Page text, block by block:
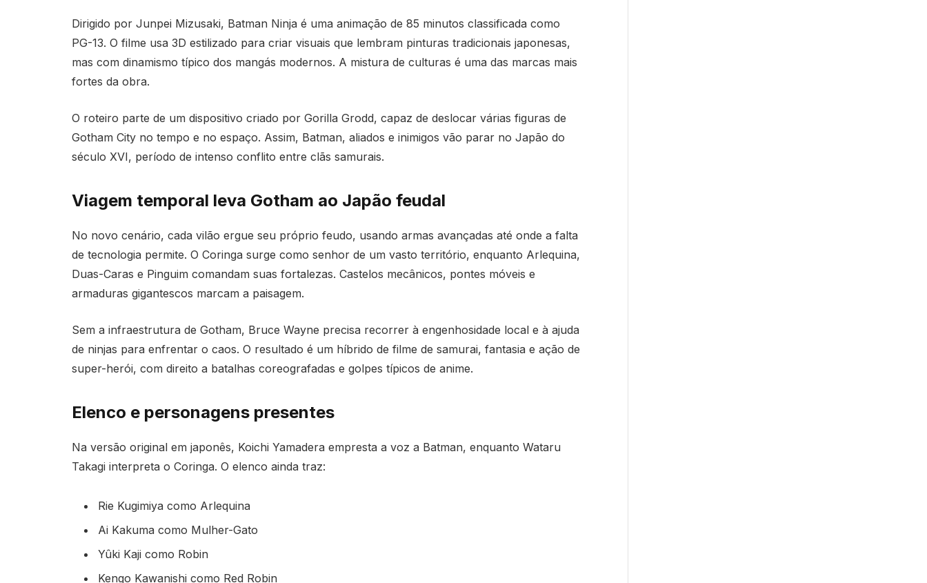
Dirigido por Junpei Mizusaki, Batman Ninja é uma animação de 85 minutos classificada como
PG-13. O filme usa 3D estilizado para criar visuais que lembram pinturas tradicionais japonesas,
mas com dinamismo típico dos mangás modernos. A mistura de culturas é uma das marcas mais
fortes da obra.
O roteiro parte de um dispositivo criado por Gorilla Grodd, capaz de deslocar várias figuras de
Gotham City no tempo e no espaço. Assim, Batman, aliados e inimigos vão parar no Japão do
século XVI, período de intenso conflito entre clãs samurais.
Viagem temporal leva Gotham ao Japão feudal
No novo cenário, cada vilão ergue seu próprio feudo, usando armas avançadas até onde a falta
de tecnologia permite. O Coringa surge como senhor de um vasto território, enquanto Arlequina,
Duas-Caras e Pinguim comandam suas fortalezas. Castelos mecânicos, pontes móveis e
armaduras gigantescos marcam a paisagem.
Sem a infraestrutura de Gotham, Bruce Wayne precisa recorrer à engenhosidade local e à ajuda
de ninjas para enfrentar o caos. O resultado é um híbrido de filme de samurai, fantasia e ação de
super-herói, com direito a batalhas coreografadas e golpes típicos de anime.
Elenco e personagens presentes
Na versão original em japonês, Koichi Yamadera empresta a voz a Batman, enquanto Wataru
Takagi interpreta o Coringa. O elenco ainda traz:
Rie Kugimiya como Arlequina
Ai Kakuma como Mulher-Gato
Yûki Kaji como Robin
Kengo Kawanishi como Red Robin